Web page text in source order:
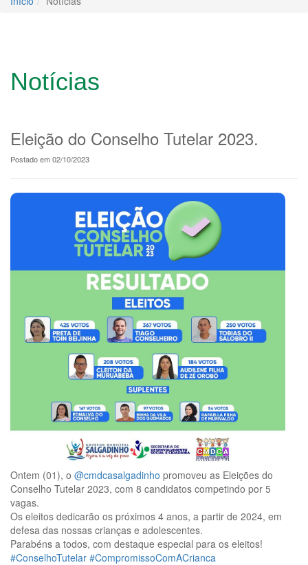
Notícias
Eleição do Conselho Tutelar 2023.
Postado em 02/10/2023
Ontem (01), o @cmdcasalgadinho promoveu as Eleições do
Conselho Tutelar 2023, com 8 candidatos competindo por 5
vagas.
Os eleitos dedicarão os próximos 4 anos, a partir de 2024, em
defesa das nossas crianças e adolescentes.
Parabéns a todos, com destaque especial para os eleitos!
#ConselhoTutelar #CompromissoComACrianca